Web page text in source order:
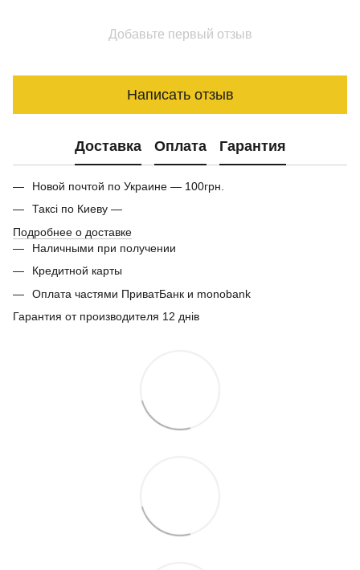
Добавьте первый отзыв
Написать отзыв
Доставка Оплата Гарантия
Новой почтой по Украине — 100грн.
Таксі по Киеву —
Подробнее о доставке
Наличными при получении
Кредитной карты
Оплата частями ПриватБанк и monobank
Гарантия от производителя 12 днів